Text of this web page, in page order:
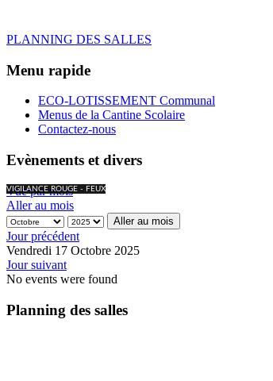
PLANNING DES SALLES
Menu rapide
ECO-LOTISSEMENT Communal
Menus de la Cantine Scolaire
Contactez-nous
Evènements et divers
VIGILANCE ROUGE - FEUX
Vue par mois
Aller au mois
Aller au mois
Jour précédent
Vendredi 17 Octobre 2025
Jour suivant
No events were found
Planning des salles